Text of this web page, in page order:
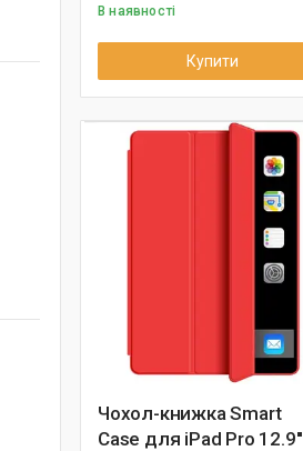
В наявності
Купити
Чохол-книжка Smart
Case для iPad Pro 12.9''